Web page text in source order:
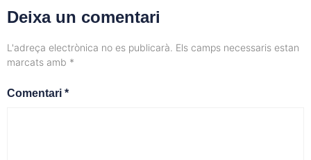
Deixa un comentari
L'adreça electrònica no es publicarà. Els camps necessaris estan
marcats amb *
Comentari *